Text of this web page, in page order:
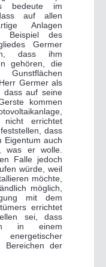
bedeute im
auf allen
Anlagen
Beispiel des
Germer
dass ihm
gehören, die
Germer als
dass auf seine
kommen
errichtet
dass
Eigentum auch
was er wolle.
Falle jedoch
würde, weil
möchte,
möglich,
mit dem
errichtet
sei, dass
in einem
energetischer
Bereichen der